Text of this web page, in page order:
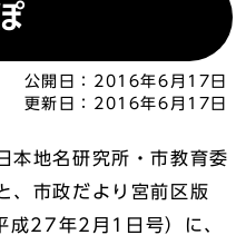
公開日： 2016年6月17日
更新日： 2016年6月17日
本地名研究所・市教育委
、市政だより宮前区版
成27年2月1日号）に、